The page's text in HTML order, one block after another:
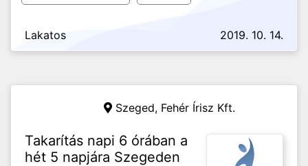
Lakatos 2019. 10. 14.
Szeged, Fehér Írisz Kft.
Takarítás napi 6 órában a
hét 5 napjára Szegeden